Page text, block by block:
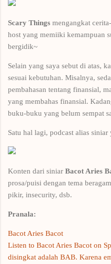
Scary Things mengangkat
host yang memiiki kemampuan
bergidik~
Selain yang saya sebut di atas,
sesuai kebutuhan. Misalnya,
pembahasan tentang finansial,
yang membahas finansial.
buku-buku yang belum sempat
Satu hal lagi, podcast alias
Konten dari siniar Bacot Aries
prosa/puisi dengan tema
pikir, insecurity, dsb.
Pranala:
Bacot Aries Bacot
Listen to Bacot Aries Bacot on
disingkat adalah BAB. Karena